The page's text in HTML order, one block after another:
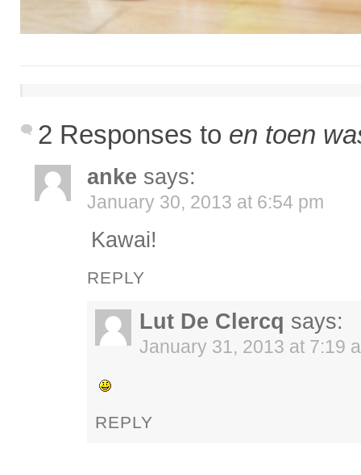
2 Responses to en toen
anke says:
January 30, 2013 at 6:54 pm
Kawai!
REPLY
Lut De Clercq says:
January 31, 2013 at 7:19
REPLY